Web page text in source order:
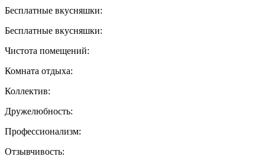
Бесплатные вкусняшки:
Бесплатные вкусняшки:
Чистота помещений:
Комната отдыха:
Коллектив:
Дружелюбность:
Профессионализм:
Отзывчивость: